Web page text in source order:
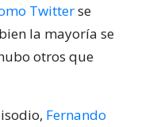
Twitterse
la mayoría se
otros que
Fernando